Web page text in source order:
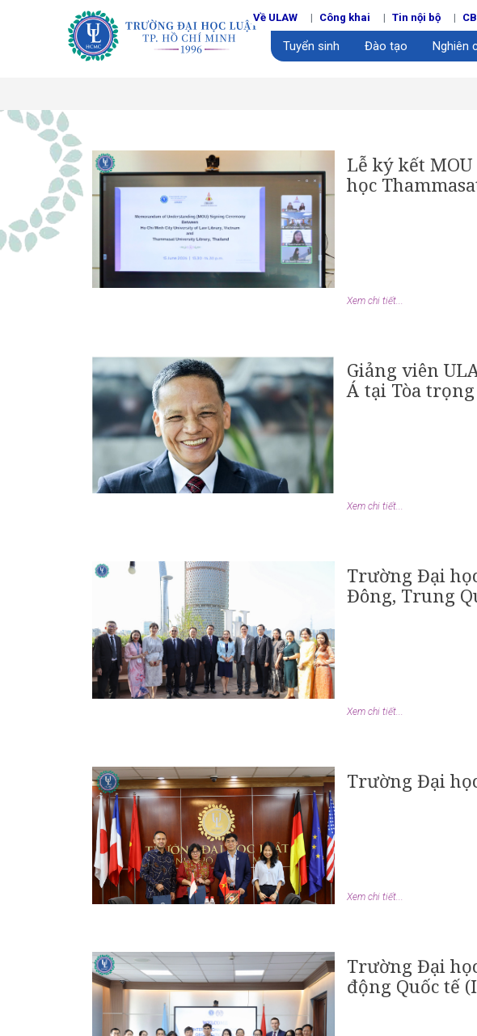
Về ULAW Công khai Tin nội bộ
Tuyển sinh Đào tạo Nghiên
Lễ ký kết
học
Xem chi tiết...
Giảng viên
Á tại Tòa trọng
Xem chi tiết...
Trường Đại
Đông, Trung
Xem chi tiết...
Trường Đại
Xem chi tiết...
Trường Đại
động Quốc tế